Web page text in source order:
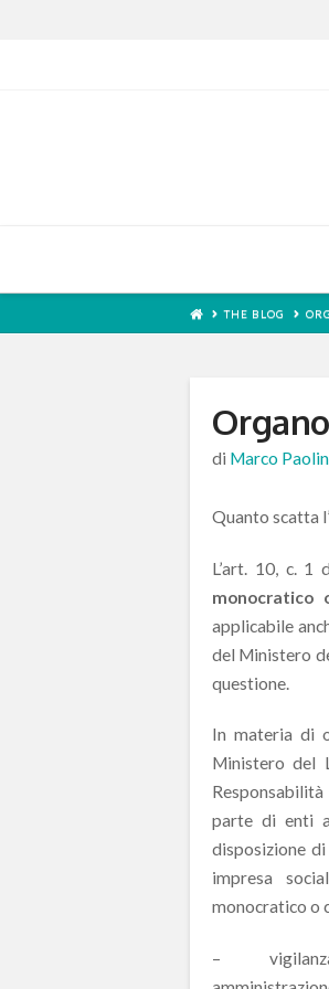
THE BLOG
di Marco
Quanto scatta
L’art. 10, c. 1
monocratico
applicabile
del Ministero
questione.
In materia di
Ministero del
parte di enti
disposizione
impresa
monocratico o
– vigilanza